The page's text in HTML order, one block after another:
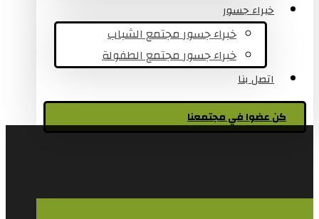
خبراء جسور
خبراء جسور مجتمع الشباب
خبراء جسور مجتمع الطفولة
اتصل بنا
كن عضوا في مجتمعنا